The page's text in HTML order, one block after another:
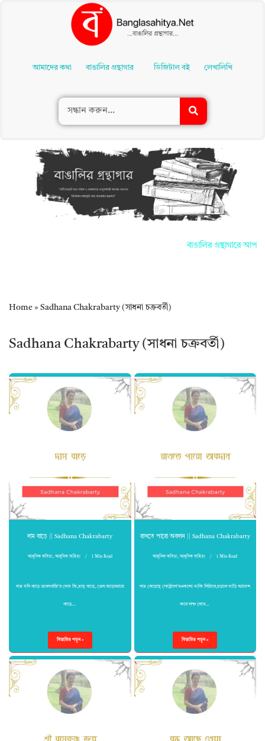
Contentআমাদের কথা বাঙালির গ্রন্থাগার ডিজিটাল বই লেখালিখি
বাঙালির গ্রন্থাগারে
Home » Sadhana Chakrabarty (সাধনা চক্রবর্তী)
Sadhana Chakrabarty (সাধনা চক্রবর্তী)
দাম বাড়ে || Sadhana Chakrabarty
আধুনিক কবিতা, আধুনিক সাহিত্য 1 Min Read
দাম যদি বাড়ে তবেসবজি’র দোষ কি,মাছ বাড়ে, তেল বাড়েআরো
বাড়ে…
বিস্তারিত পড়ুন »
রাখতে পারো অবদান || Sadhana Chakrabarty
আধুনিক কবিতা,আধুনিক সাহিত্য 1 Min Read
দাম বেড়েছে পেট্টোলে’রএকশো নাকি লিটারে,চড়লে গাড়ি আয়েশ
করে লম্ফ দেবে…
বিস্তারিত পড়ুন »